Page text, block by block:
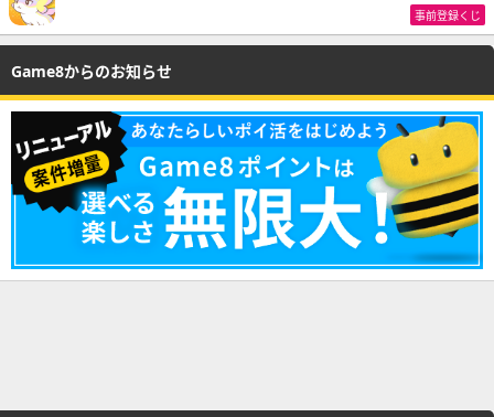
事前登録くじ
Game8からのお知らせ